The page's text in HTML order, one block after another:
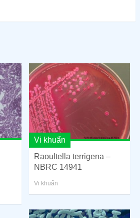
Vi khuẩn
Raoultella terrigena –
NBRC 14941
Vi khuẩn